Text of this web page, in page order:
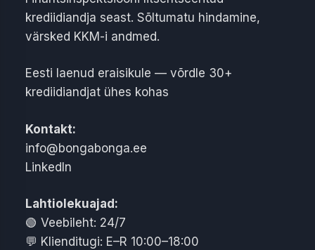
krediidiandja seast. Sõltumatu hindamine,
värsked KKM-i andmed.
Eesti laenud eraisikule — võrdle 30+
krediidiandjat ühes kohas
Kontakt:
info@bongabonga.ee
LinkedIn
Lahtiolekuajad:
🟢 Veebileht: 24/7
💬 Klienditugi: E–R 10:00–18:00